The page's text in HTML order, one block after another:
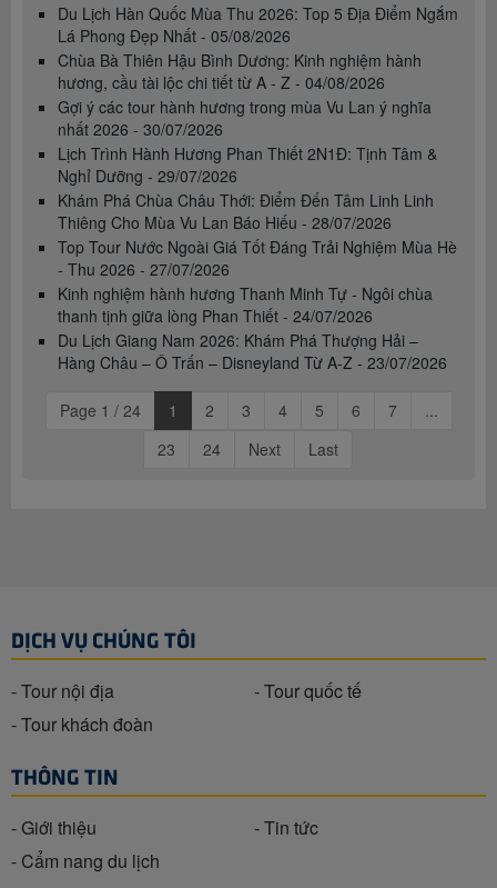
Du Lịch Hàn Quốc Mùa Thu 2026: Top 5 Địa Điểm Ngắm
Lá Phong Đẹp Nhất - 05/08/2026
Chùa Bà Thiên Hậu Bình Dương: Kinh nghiệm hành
hương, cầu tài lộc chi tiết từ A - Z - 04/08/2026
Gợi ý các tour hành hương trong mùa Vu Lan ý nghĩa
nhất 2026 - 30/07/2026
Lịch Trình Hành Hương Phan Thiết 2N1Đ: Tịnh Tâm &
Nghỉ Dưỡng - 29/07/2026
Khám Phá Chùa Châu Thới: Điểm Đến Tâm Linh Linh
Thiêng Cho Mùa Vu Lan Báo Hiếu - 28/07/2026
Top Tour Nước Ngoài Giá Tốt Đáng Trải Nghiệm Mùa Hè
- Thu 2026 - 27/07/2026
Kinh nghiệm hành hương Thanh Minh Tự - Ngôi chùa
thanh tịnh giữa lòng Phan Thiết - 24/07/2026
Du Lịch Giang Nam 2026: Khám Phá Thượng Hải –
Hàng Châu – Ô Trấn – Disneyland Từ A-Z - 23/07/2026
Page 1 / 24 1 2 3 4 5 6 7
...
23
24 Next Last
DỊCH VỤ CHÚNG TÔI
- Tour nội địa
- Tour quốc tế
- Tour khách đoàn
THÔNG TIN
- Giới thiệu
- Tin tức
- Cẩm nang du lịch